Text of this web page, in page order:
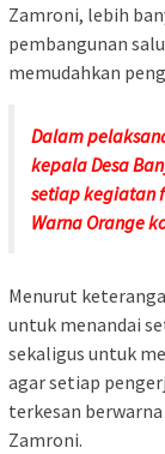
Zamroni, lebih
pembangunan
memudahkan
Dalam
kepala Desa
setiap kegiatan
Warna Orange
Menurut
untuk menandai
sekaligus untuk
agar setiap
terkesan berwarna
Zamroni.